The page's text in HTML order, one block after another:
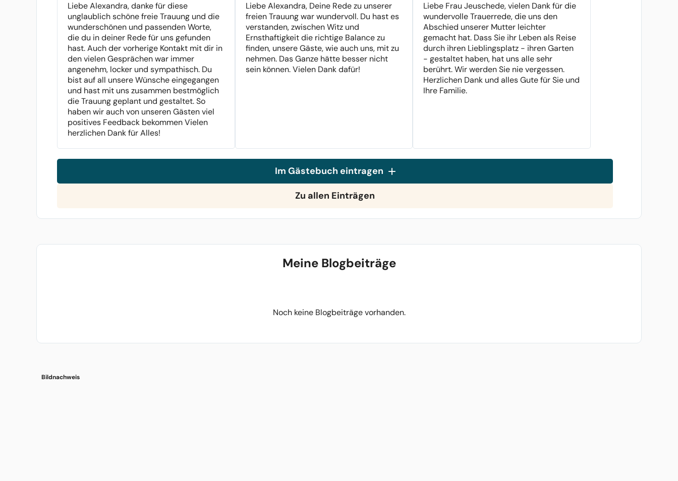
Liebe Alexandra, danke für diese
unglaublich schöne freie Trauung und die
wunderschönen und passenden Worte,
die du in deiner Rede für uns gefunden
hast. Auch der vorherige Kontakt mit dir in
den vielen Gesprächen war immer
angenehm, locker und sympathisch. Du
bist auf all unsere Wünsche eingegangen
und hast mit uns zusammen bestmöglich
die Trauung geplant und gestaltet. So
haben wir auch von unseren Gästen viel
positives Feedback bekommen Vielen
herzlichen Dank für Alles!
Liebe Alexandra, Deine Rede zu unserer
freien Trauung war wundervoll. Du hast es
verstanden, zwischen Witz und
Ernsthaftigkeit die richtige Balance zu
finden, unsere Gäste, wie auch uns, mit zu
nehmen. Das Ganze hätte besser nicht
sein können. Vielen Dank dafür!
Liebe Frau Jeuschede, vielen Dank für die
wundervolle Trauerrede, die uns den
Abschied unserer Mutter leichter
gemacht hat. Dass Sie ihr Leben als Reise
durch ihren Lieblingsplatz - ihren Garten
- gestaltet haben, hat uns alle sehr
berührt. Wir werden Sie nie vergessen.
Herzlichen Dank und alles Gute für Sie und
Ihre Familie.
Im Gästebuch eintragen
Zu allen Einträgen
Meine Blogbeiträge
Noch keine Blogbeiträge vorhanden.
Bildnachweis